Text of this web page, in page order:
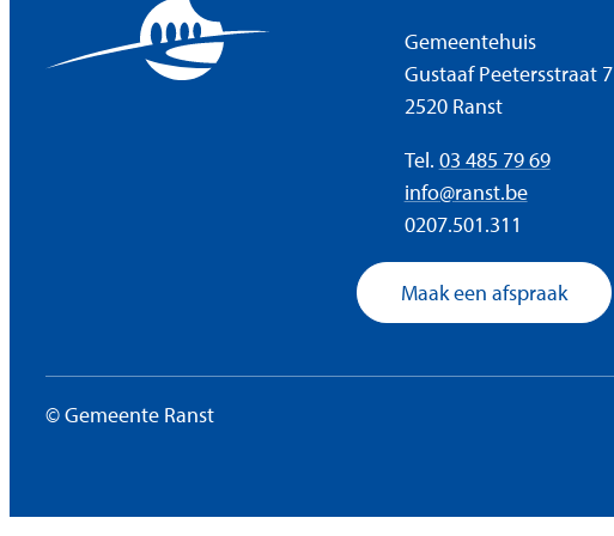
AdresGemeentehuis
Gustaaf Peetersstraat 7
,2520 Ranst
03 485 79 69
E-mailinfo@ranst.be
Ondernemingsnummer
0207.501.311
Maak een afspraak
©Gemeente Ranst